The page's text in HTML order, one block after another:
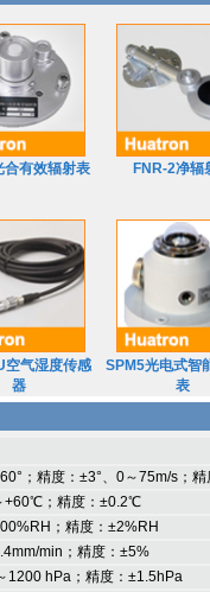
合有效辐射表 FNR-2净辐
空气湿度传感
器
SPM5光电式智
表
；精度：±3°、0～75m/s；
+60℃；精度：±0.2℃
；精度：±2%RH
min；精度：±5%
1200 hPa；精度：±1.5hPa